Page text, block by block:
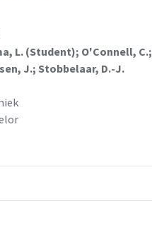
L. (Student); O'Connell, C.;
J.; Stobbelaar, D.-J.